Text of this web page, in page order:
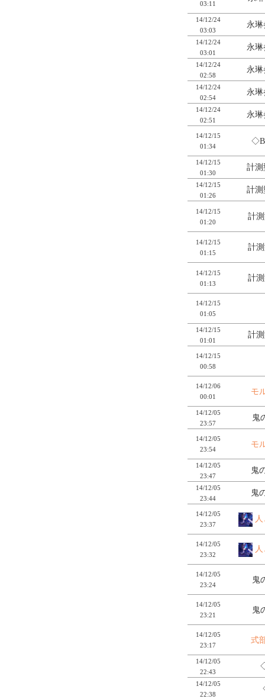
03:11
14/12/24
03:03
永
14/12/24
03:01
永
14/12/24
02:58
永
14/12/24
02:54
永
14/12/24
02:51
永
14/12/15
01:34
14/12/15
01:30
計測
14/12/15
01:26
計測
14/12/15
01:20
計
14/12/15
01:15
計
14/12/15
01:13
計
14/12/15
01:05
14/12/15
01:01
計
14/12/15
00:58
14/12/06
00:01
モ
14/12/05
23:57
鬼
14/12/05
23:54
モ
14/12/05
23:47
鬼
14/12/05
23:44
鬼
14/12/05
23:37
14/12/05
23:32
14/12/05
23:24
鬼
14/12/05
23:21
鬼
14/12/05
23:17
式
14/12/05
22:43
14/12/05
22:38